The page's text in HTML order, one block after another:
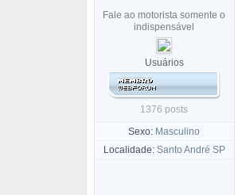
Fale ao motorista somente o
indispensável
Usuários
1376 posts
Sexo: Masculino
Localidade: Santo André SP